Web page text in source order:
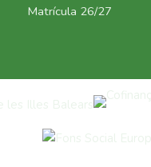
Matrícula 26/27